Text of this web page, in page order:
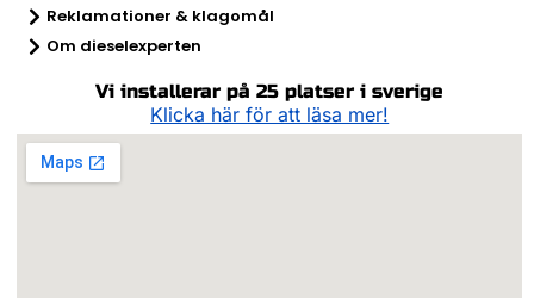
Reklamationer & klagomål
Om dieselexperten
Vi installerar på 25 platser i sverige
Klicka här för att läsa mer!